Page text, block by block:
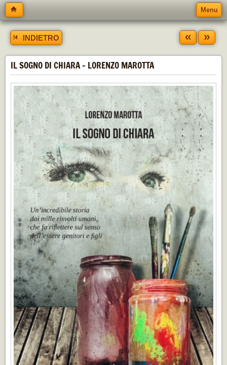
Menu
INDIETRO « »
IL SOGNO DI CHIARA - LORENZO MAROTTA